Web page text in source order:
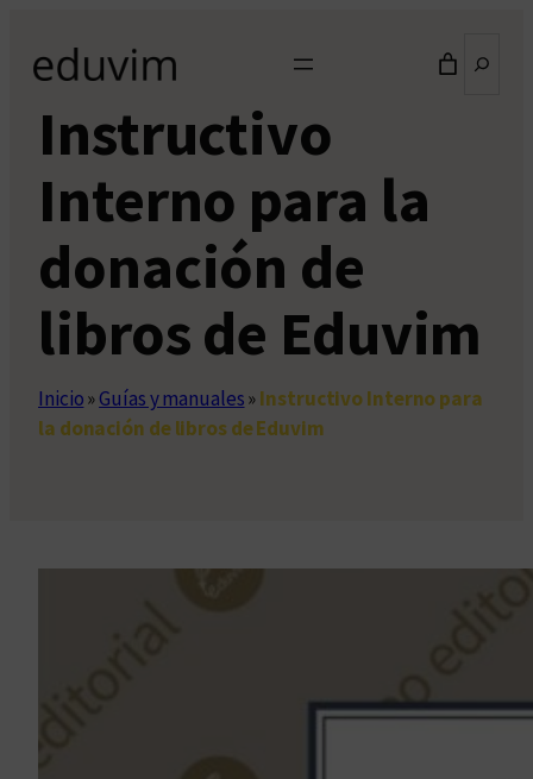
contenido
Instructivo
Interno para la
donación de
libros de Eduvim
Inicio»Guías y manuales»Instructivo Interno para
la donación de libros de Eduvim